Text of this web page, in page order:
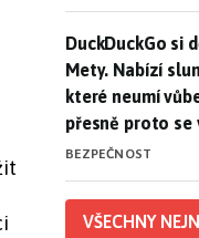
DuckDuckGo si
DuckDuckGo si
Mety. Nabízí
které neumí
přesně proto se
BEZPEČNOST
VŠECHNY